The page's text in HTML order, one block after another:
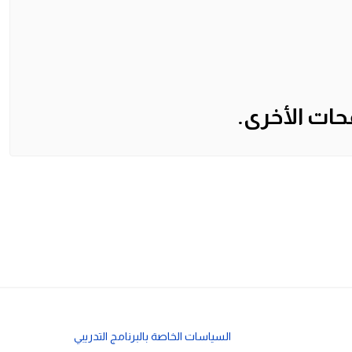
الأخرى.
السياسات الخاصة بالبرنامج التدريبي